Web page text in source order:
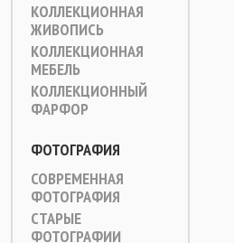
КОЛЛЕКЦИОННАЯ
ЖИВОПИСЬ
КОЛЛЕКЦИОННАЯ
МЕБЕЛЬ
КОЛЛЕКЦИОННЫЙ
ФАРФОР
ФОТОГРАФИЯ
СОВРЕМЕННАЯ
ФОТОГРАФИЯ
СТАРЫЕ
ФОТОГРАФИИ